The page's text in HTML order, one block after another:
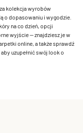
kolekcja wyrobów
o dopasowaniu i wygodzie.
na co dzień, opcji
wyjście — znajdziesz je w
online, a także sprawdź
uzupełnić swój look o